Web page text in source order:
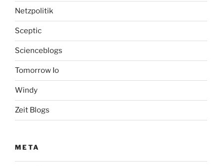
Netzpolitik
Sceptic
Scienceblogs
Tomorrow Io
Windy
Zeit Blogs
META